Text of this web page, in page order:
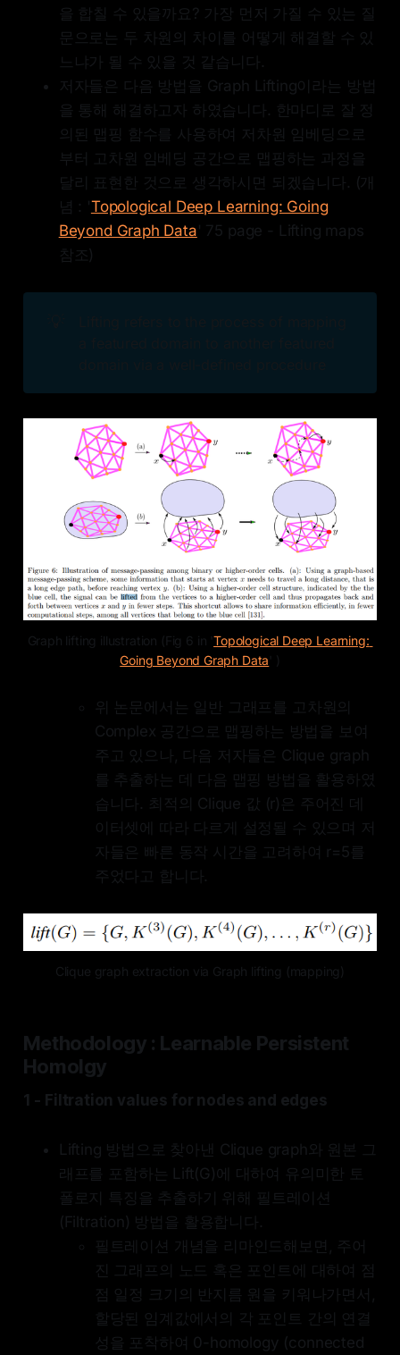
을 합칠 수 있을까요? 가장 먼저 가질 수 있는 질
문으로는 두 차원의 차이를 어떻게 해결할 수 있
느냐가 될 수 있을 것 같습니다.
저자들은 다음 방법을 Graph Lifting이라는 방법
을 통해 해결하고자 하였습니다. 한마디로 잘 정
의된 맵핑 함수를 사용하여 저차원 임베딩으로
부터 고차원 임베딩 공간으로 맵핑하는 과정을
달리 표현한 것으로 생각하시면 되겠습니다. (개
념 : 'Topological Deep Learning: Going
Beyond Graph Data' 75 page - Lifting maps
참조)
Graph lifting illustration (Fig 6 in 'Topological Deep Learning:
Going Beyond Graph Data ' )
위 논문에서는 일반 그래프를 고차원의
Complex 공간으로 맵핑하는 방법을 보여
주고 있으나, 다음 저자들은 Clique graph
를 추출하는 데 다음 맵핑 방법을 활용하였
습니다. 최적의 Clique 값 (r)은 주어진 데
이터셋에 따라 다르게 설정될 수 있으며 저
자들은 빠른 동작 시간을 고려하여 r=5를
주었다고 합니다.
Clique graph extraction via Graph lifting (mapping)
Methodology : Learnable Persistent
Homolgy
1 - Filtration values for nodes and edges
Lifting 방법으로 찾아낸 Clique graph와 원본 그
래프를 포함하는 Lift(G)에 대하여 유의미한 토
폴로지 특징을 추출하기 위해 필트레이션
(Filtration) 방법을 활용합니다.
필트레이션 개념을 리마인드해보면, 주어
진 그래프의 노드 혹은 포인트에 대하여 점
점 일정 크기의 반지름 원을 키워나가면서,
할당된 임계값에서의 각 포인트 간의 연결
성을 포착하여 0-homology (connected